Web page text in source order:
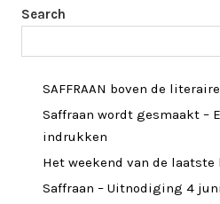
Search
SAFFRAAN boven de
Saffraan wordt gesmaakt –
indrukken
Het weekend van de laatste
Saffraan – Uitnodiging 4